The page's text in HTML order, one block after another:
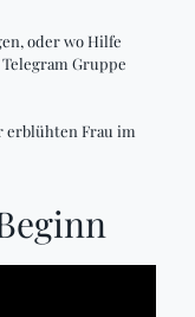
oder wo Hilfe
Gruppe
erblühten Frau im